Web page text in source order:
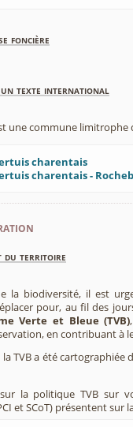
foncière
texte international
une commune limitrophe
charentais
charentais -
du territoire
la biodiversité, il est
pour, au fil des
Verte et Bleue (TVB)
en contribuant à
TVB a été cartographiée
la politique TVB sur
et SCoT) présentent sur